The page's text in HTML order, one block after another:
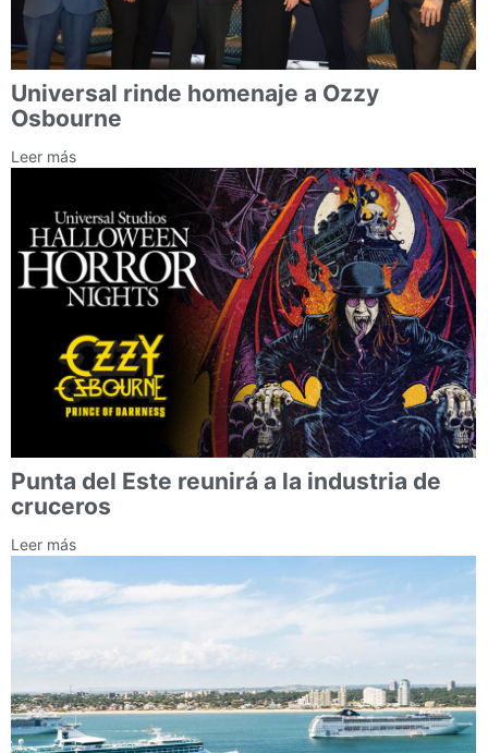
Universal rinde homenaje a Ozzy
Osbourne
Leer más
Punta del Este reunirá a la industria de
cruceros
Leer más